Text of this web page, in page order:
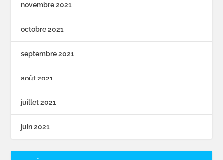
novembre 2021
octobre 2021
septembre 2021
août 2021
juillet 2021
juin 2021